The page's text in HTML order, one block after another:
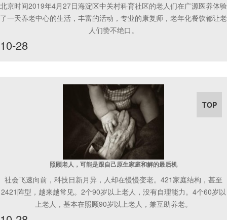
北京时间2019年4月27日海淀区中关村科育社区的老人们在广源医养体验
了一天养老中心的生活，丰富的活动，专业的康复师，老年化餐饮都让老
人们赞不绝口。
10-28
照顾老人，可能是跟自己原生家庭和解的最后机
社会飞速向前，科技日新月异，人却在慢慢变老。421家庭结构，甚至
2421阵型，越来越常见。2个90岁以上老人，没有自理能力。4个60岁以
上老人，基本在照顾90岁以上老人，兼互助养老。
TOP